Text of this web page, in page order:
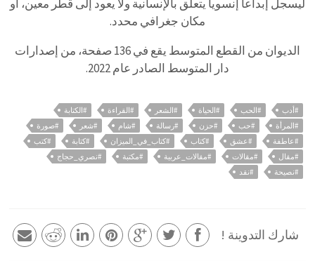
ليسجل إبداعا إنسويا يتعلق بالإنسانية ولا يعود إلى قُطْر معين، أو
مكان جغرافي محدد.
الديوان من القطع المتوسط يقع في 136 صفحة، من إصدارات
دار المتوسط الصادر عام 2022.
#أدب #الحب #الحياة #الشعر #القراءة
#الكتابة
#المرأة
#حب #حزن #رسالة #شام #شعر
#صورة
#عاطفة
#عشق #كتاب #كتاب_في_الميزان #كتابة
#كتب
#مقال
#مقالات #مقالات_عربية #مكتبة
#نصري_حجاج
#نصيحة
#نقد
شارك التدوينة !